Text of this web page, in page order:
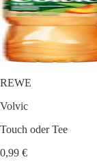
REWE
Volvic
Touch oder Tee
0,99 €